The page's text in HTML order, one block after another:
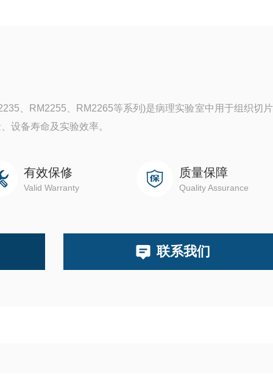
、RM2255、RM2265等系列)是病理实验室中用于组织切
设备寿命及实验效率。
有效保修
Valid Warranty
质量保障
Quality Assurance
联系我们